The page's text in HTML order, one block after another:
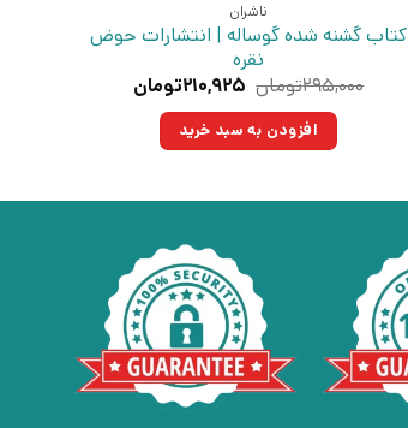
ناشران
کتاب گشنه شده گوساله | انتشارات حوض
نقره
۲۹۵,۰۰۰تومان قیمت
۲۹۵,۰۰۰تومان
بود.
۲۱۰,۹۲۵تومان
افزودن به سبد خرید